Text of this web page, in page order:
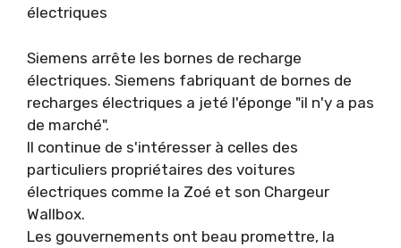
électriques
Siemens arrête les bornes de recharge
électriques. Siemens fabriquant de bornes de
recharges électriques a jeté l'éponge "il n'y a pas
de marché".
Il continue de s'intéresser à celles des
particuliers propriétaires des voitures
électriques comme la Zoé et son Chargeur
Wallbox.
Les gouvernements ont beau promettre, la